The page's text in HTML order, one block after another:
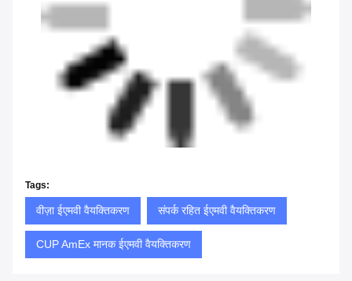
Tags:
वीज़ा ईएमवी वैयक्तिकरण संपर्क रहित ईएमवी वैयक्तिकरण
CUP AmEx मानक ईएमवी वैयक्तिकरण